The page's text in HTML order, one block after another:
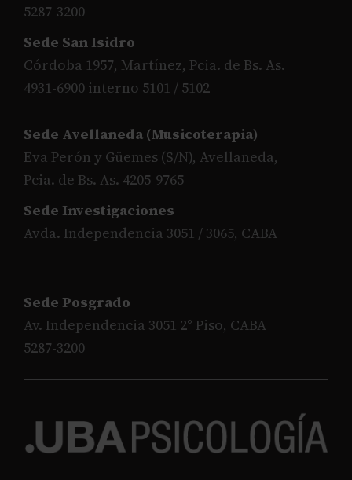
5287-3200
Sede San Isidro
Córdoba 1957, Martínez, Pcia. de Bs. As.
4931-6900 interno 5101 / 5102
Sede Avellaneda (Musicoterapia)
Eva Perón y Güemes (S/N), Avellaneda,
Pcia. de Bs. As. 4205-9765
Sede Investigaciones
Avda. Independencia 3051 / 3065, CABA
Sede Posgrado
Av. Independencia 3051 2° Piso, CABA
5287-3200